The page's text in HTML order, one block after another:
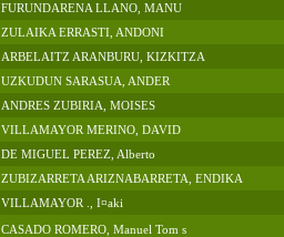
FURUNDARENA LLANO, MANU
ZULAIKA ERRASTI, ANDONI
ARBELAITZ ARANBURU, KIZKITZA
UZKUDUN SARASUA, ANDER
ANDRES ZUBIRIA, MOISES
VILLAMAYOR MERINO, DAVID
DE MIGUEL PEREZ, Alberto
ZUBIZARRETA ARIZNABARRETA, ENDIKA
VILLAMAYOR ., I¤aki
CASADO ROMERO, Manuel Tom s